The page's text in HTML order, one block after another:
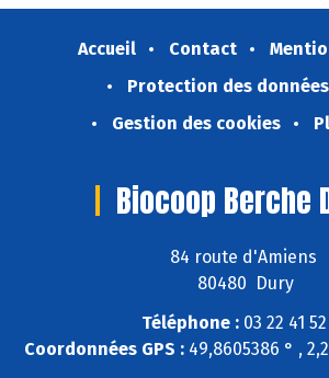
Accueil Contact
Protection des données
Gestion des cookies
Biocoop Berche
84 route d'Amiens
80480 Dury
Téléphone : 03 22 41
Coordonnées GPS :49,8605386 ° ,